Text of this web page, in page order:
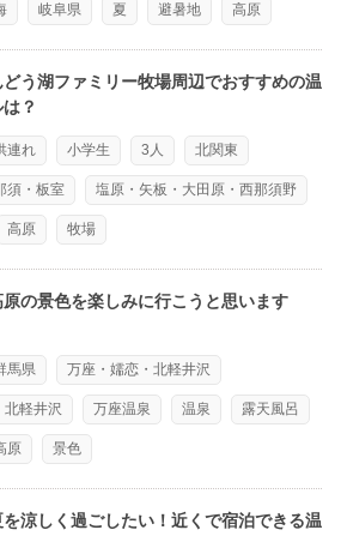
岐阜県 夏 避暑地 高原
う湖ファミリー牧場周辺でおすすめの温
？
連れ 小学生 3人 北関東
須・板室 塩原・矢板・大田原・西那須野
高原 牧場
の景色を楽しみに行こうと思います
馬県 万座・嬬恋・北軽井沢
北軽井沢 万座温泉 温泉 露天風呂
原 景色
涼しく過ごしたい！近くで宿泊できる温